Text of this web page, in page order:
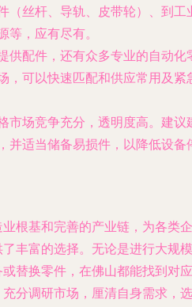
（丝杆、导轨、皮带轮）、到工
等，应有尽有。
供配件，还有众多专业的自动化
，可以快速匹配和供应常用及紧
市场竞争充分，透明度高。建议
并适当储备易损件，以降低设备
根基和完善的产业链，为各类企
丰富的选择。无论是进行大规模
替换零件，在佛山都能找到对应
分调研市场，厘清自身需求，选